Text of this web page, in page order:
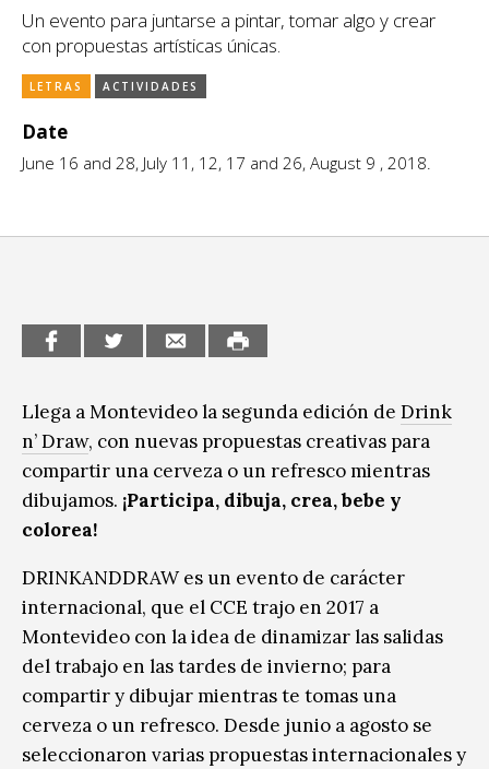
CCE en el interior/libros
Espacio itinerante de lectura infantil
Exposiciones
Formación
Género y Diversidad
Infantil y Juvenil
Letras
Música
Un evento para juntarse a pintar, tomar algo y crear
con propuestas artísticas únicas.
LETRAS ACTIVIDADES
Date
June 16 and 28, July 11, 12, 17 and 26, August 9 , 2018.
Llega a Montevideo la segunda edición de Drink
n’ Draw, con nuevas propuestas creativas para
compartir una cerveza o un refresco mientras
dibujamos. ¡Participa, dibuja, crea, bebe y
colorea!
DRINKANDDRAW es un evento de carácter
internacional, que el CCE trajo en 2017 a
Montevideo con la idea de dinamizar las salidas
del trabajo en las tardes de invierno; para
compartir y dibujar mientras te tomas una
cerveza o un refresco. Desde junio a agosto se
seleccionaron varias propuestas internacionales y